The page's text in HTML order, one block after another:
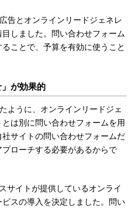
告とオンラインリードジェネレ
しました。問い合わせフォーム
ことで、予算を有効に使うこと
」が効果的
ように、オンラインリードジェ
は別に問い合わせフォームを用
サイトの問い合わせフォームだ
ローチする必要があるからで
サイトが提供しているオンライ
スの導入を決定しました。問い